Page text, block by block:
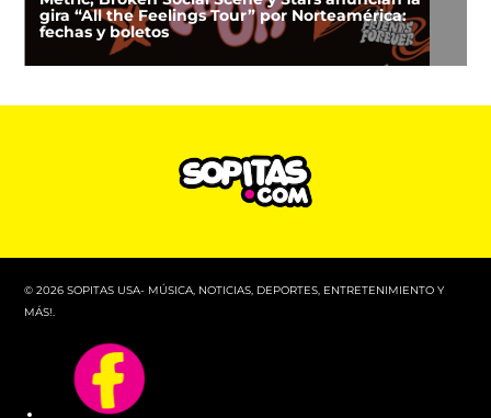
gira “All the Feelings Tour” por Norteamérica:
fechas y boletos
© 2026 SOPITAS USA- MÚSICA, NOTICIAS, DEPORTES, ENTRETENIMIENTO Y
MÁS!.